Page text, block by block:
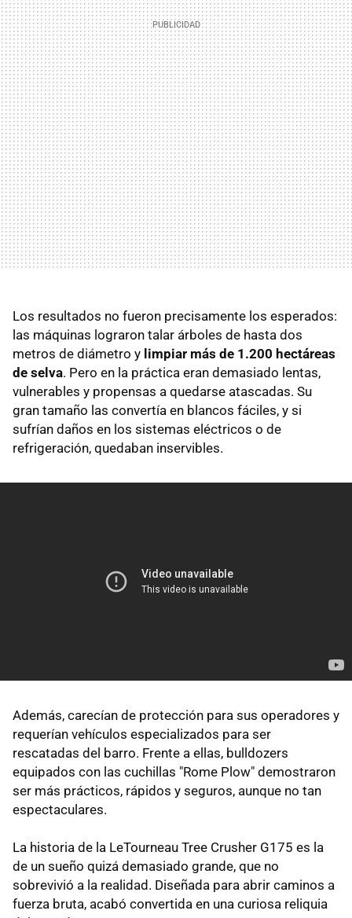
Los resultados no fueron precisamente los esperados:
las máquinas lograron talar árboles de hasta dos
metros de diámetro y limpiar más de 1.200 hectáreas
de selva. Pero en la práctica eran demasiado lentas,
vulnerables y propensas a quedarse atascadas. Su
gran tamaño las convertía en blancos fáciles, y si
sufrían daños en los sistemas eléctricos o de
refrigeración, quedaban inservibles.
Además, carecían de protección para sus operadores y
requerían vehículos especializados para ser
rescatadas del barro. Frente a ellas, bulldozers
equipados con las cuchillas "Rome Plow" demostraron
ser más prácticos, rápidos y seguros, aunque no tan
espectaculares.
La historia de la LeTourneau Tree Crusher G175 es la
de un sueño quizá demasiado grande, que no
sobrevivió a la realidad. Diseñada para abrir caminos a
fuerza bruta, acabó convertida en una curiosa reliquia